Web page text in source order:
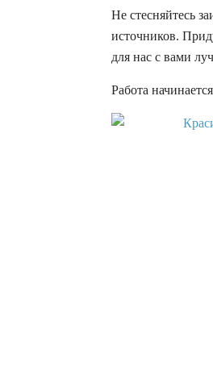
Не стесняйтесь
источников.
для нас с вами
Работа